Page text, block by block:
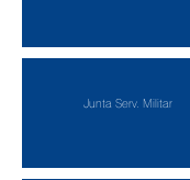
Junta Serv. Militar